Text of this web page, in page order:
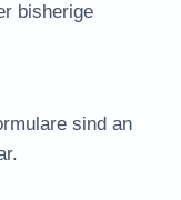
bisherige
sind an